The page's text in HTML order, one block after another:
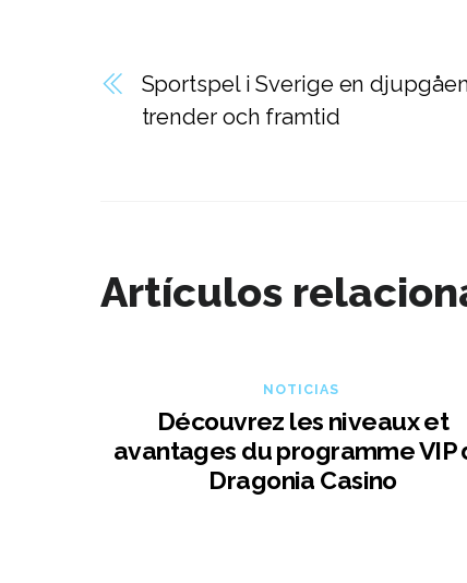
Sportspel i Sverige en
trender och framtid
Artículos
NOTICIAS
Découvrez les niveaux et
avantages du programme VIP
Dragonia Casino